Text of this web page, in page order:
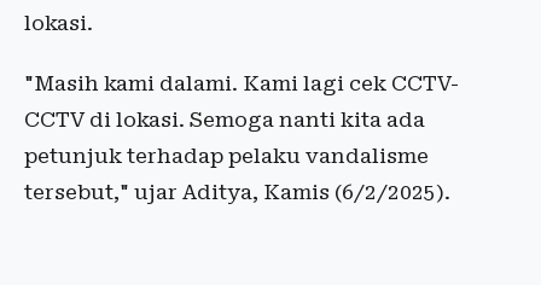
lokasi.
"Masih kami dalami. Kami lagi cek CCTV-
CCTV di lokasi. Semoga nanti kita ada
petunjuk terhadap pelaku vandalisme
tersebut," ujar Aditya, Kamis (6/2/2025).